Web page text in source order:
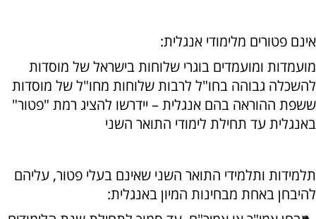
אינם פטורים מלימודי אנגלית:
מועמדות ומועמדים בוגרי שלוחות בישראל של מוסדות
להשכלה גבוהה בחו"ל לרבות שלוחות מחו"ל של מוסדות
ששפת ההוראה בהם אנגלית – יידרשו להציג רמת "פטור"
באנגלית עד תחילת לימודי התואר השני
תלמידות ותלמידי התואר השני שאינם בעלי פטור, עליהם
להיבחן באחת מבחינות המיון באנגלית: